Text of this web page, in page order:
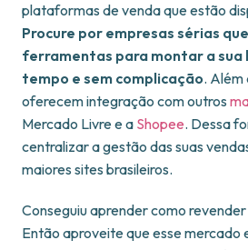
plataformas de venda que estão
Procure por empresas sérias
ferramentas para montar a sua
tempo e sem complicação. Além
oferecem integração com outros
Mercado Livre e a Shopee. Dessa
centralizar a gestão das suas
maiores sites brasileiros.
Conseguiu aprender como
Então aproveite que esse mercado